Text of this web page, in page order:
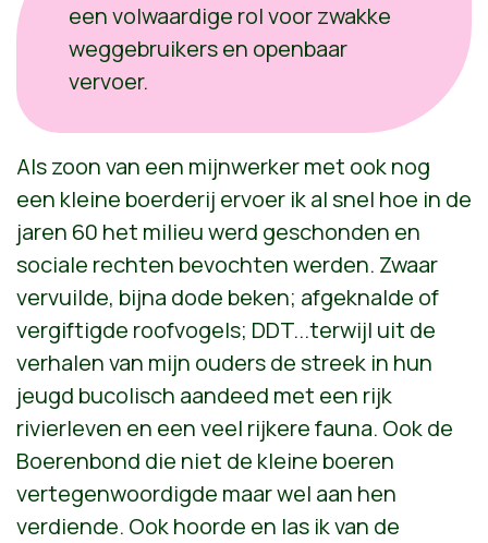
een volwaardige rol voor zwakke
weggebruikers en openbaar
vervoer.
Als zoon van een mijnwerker met ook nog
een kleine boerderij ervoer ik al snel hoe in de
jaren 60 het milieu werd geschonden en
sociale rechten bevochtenwerden. Zwaar
vervuilde, bijna dode beken; afgeknalde of
vergiftigde roofvogels; DDT...terwijl uit de
verhalen van mijn ouders de streek in hun
jeugd bucolisch aandeed met een rijk
rivierleven en een veel rijkere fauna. Ook de
Boerenbond die niet de kleine boeren
vertegenwoordigde maar wel aan hen
verdiende. Ook hoorde en las ik van de